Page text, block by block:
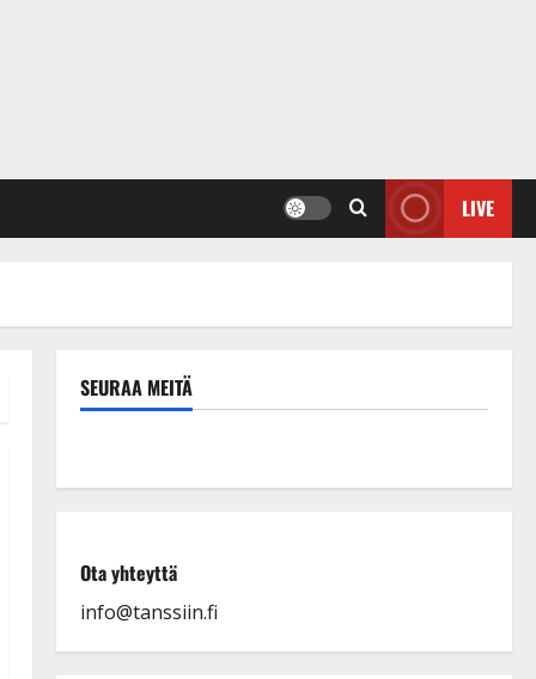
LIVE
SEURAA MEITÄ
Ota yhteyttä
info@tanssiin.fi